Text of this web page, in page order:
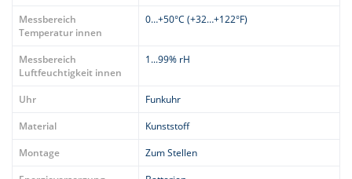
Messbereich
Temperatur innen
0…+50°C (+32…+122°F)
Messbereich
Luftfeuchtigkeit innen
1...99% rH
Uhr
Funkuhr
Material
Kunststoff
Montage
Zum Stellen